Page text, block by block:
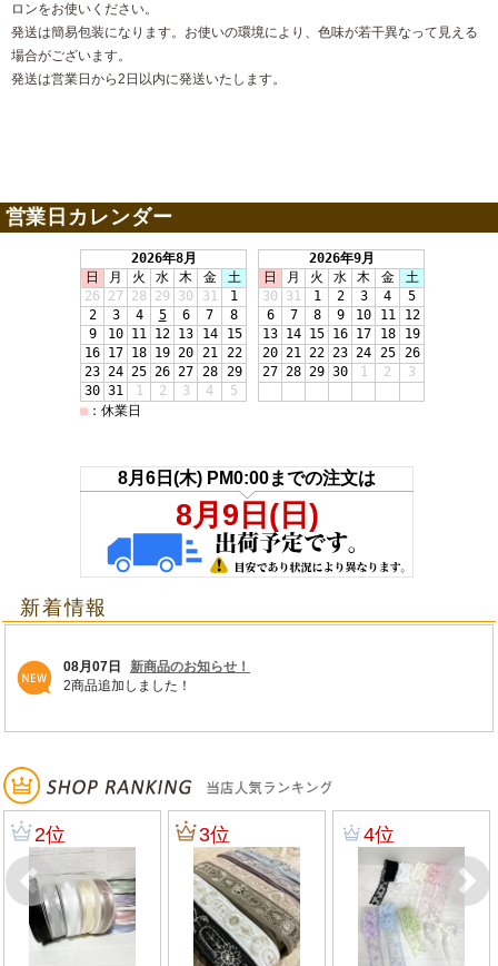
ロンをお使いください。
発送は簡易包装になります。お使いの環境により、色味が若干異なって見える
場合がございます。
発送は営業日から2日以内に発送いたします。
営業日カレンダー